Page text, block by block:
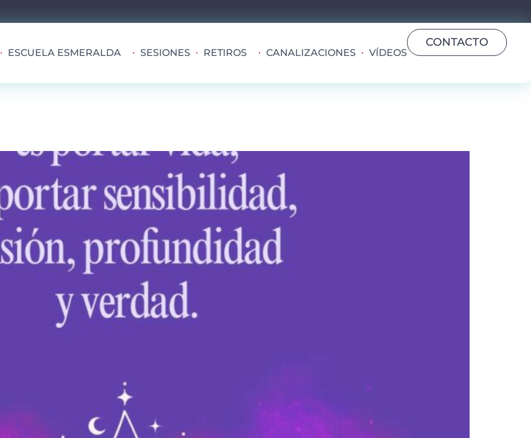
ESCUELA ESMERALDA SESIONES RETIROS CANALIZACIONES VÍDEOS
CONTACTO